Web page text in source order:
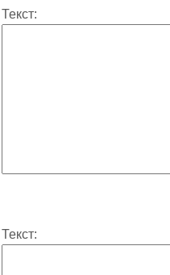
Текст:
Текст: